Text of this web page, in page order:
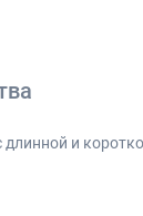
и
усилия.